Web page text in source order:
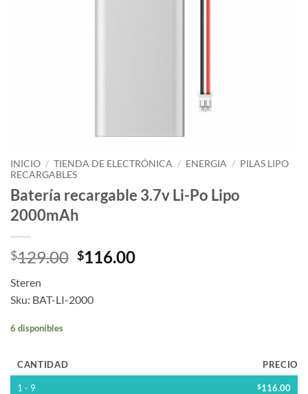
INICIO / TIENDA DE ELECTRÓNICA / ENERGIA / PILAS LIPO
RECARGABLES
Batería recargable 3.7v Li-Po Lipo
2000mAh
$129.00 $116.00
Steren
Sku: BAT-LI-2000
6 disponibles
CANTIDAD PRECIO
1 - 9 $116.00